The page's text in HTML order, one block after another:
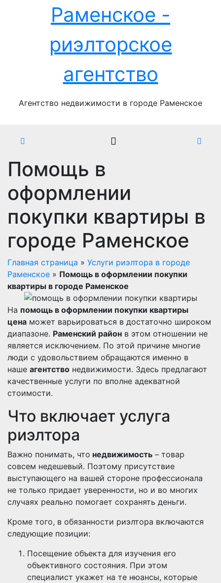
Раменское -
риэлторское
агентство
Агентство недвижимости в городе Раменское
Помощь в
оформлении
покупки квартиры в
городе Раменское
Главная страница » Услуги риэлтора в городе
Раменское » Помощь в оформлении покупки
квартиры в городе Раменское
На помощь в оформлении покупки квартиры
цена может варьироваться в достаточно широком
диапазоне. Раменский район в этом отношении не
является исключением. По этой причине многие
люди с удовольствием обращаются именно в
наше агентство недвижимости. Здесь предлагают
качественные услуги по вполне адекватной
стоимости.
Что включает услуга
риэлтора
Важно понимать, что недвижимость – товар
совсем недешевый. Поэтому присутствие
выступающего на вашей стороне профессионала
не только придает уверенности, но и во многих
случаях реально помогает сохранять деньги.
Кроме того, в обязанности риэлтора включаются
следующие позиции:
Посещение объекта для изучения его
объективного состояния. При этом
специалист укажет на те нюансы, которые